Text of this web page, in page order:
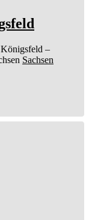
–
Sachsen